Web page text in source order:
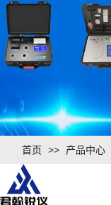
首页 >> 产品中心